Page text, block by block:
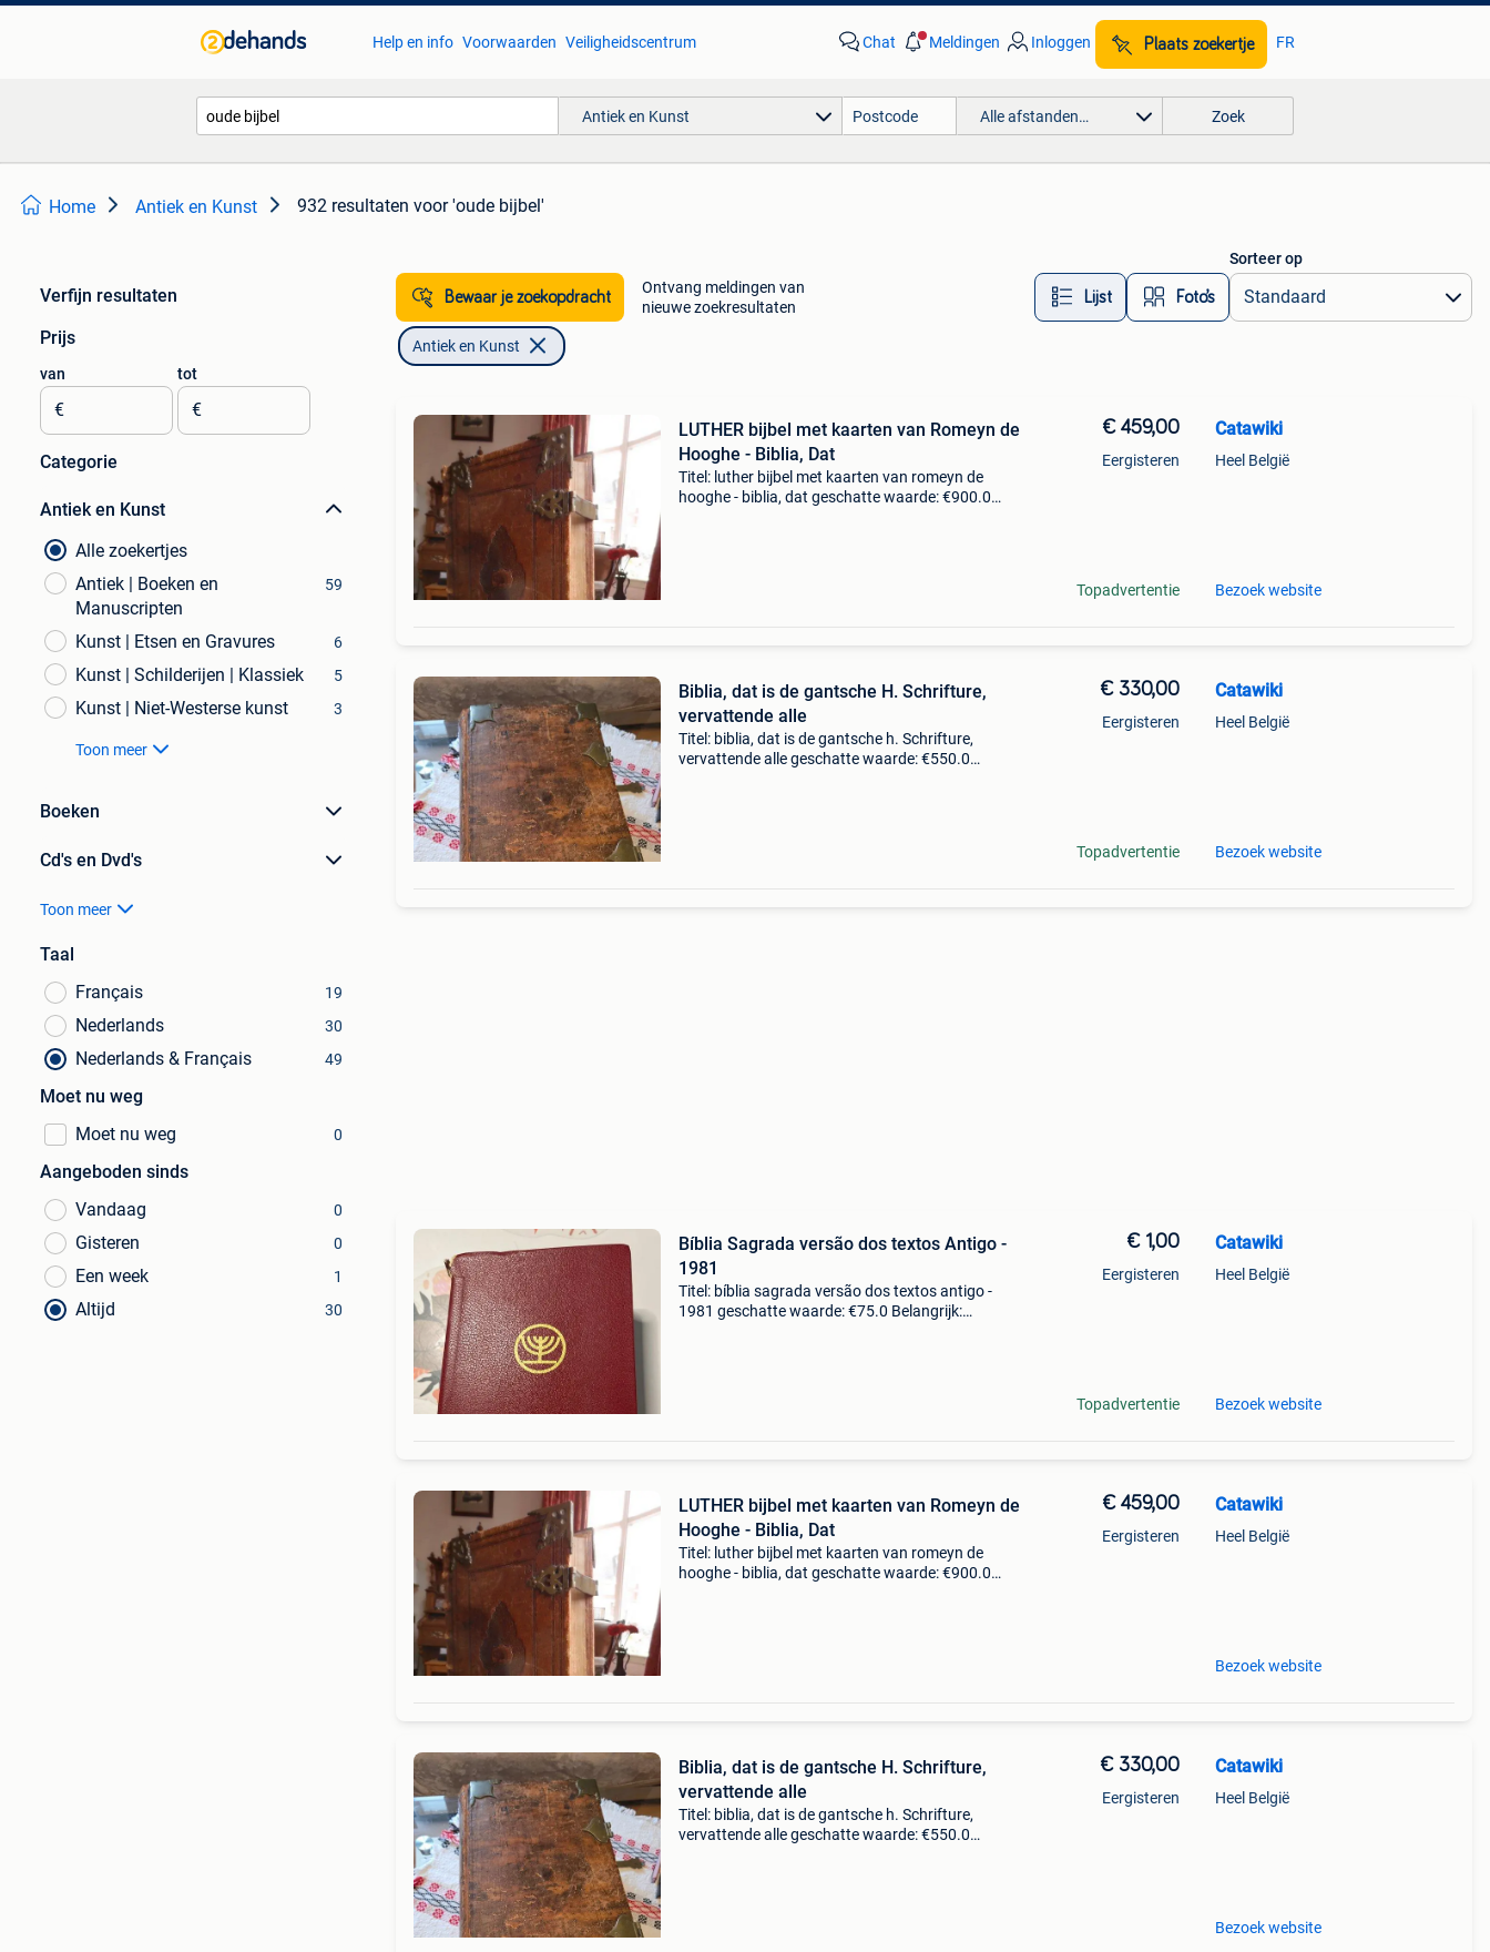
Help en info Voorwaarden Veiligheidscentrum Chat Meldingen Inloggen Plaats zoekertje FR
Antiek en Kunst Alle afstanden… Zoek
Home Antiek en Kunst 932 resultaten voor 'oude bijbel'
Verfijn resultaten
Prijs
van
€
tot
€
Categorie
Antiek en Kunst
Alle zoekertjes
Antiek | Boeken en
Manuscripten
59
Kunst | Etsen en Gravures 6
Kunst | Schilderijen | Klassiek 5
Kunst | Niet-Westerse kunst 3
Toon meer
Boeken
Cd's en Dvd's
Toon meer
Taal
Français
19
Nederlands 30
Nederlands & Français 49
Moet nu weg
Moet nu weg
0
Aangeboden sinds
Vandaag
0
Gisteren 0
Een week 1
Altijd 30
Bewaar je zoekopdracht
Ontvang meldingen van
nieuwe zoekresultaten
Lijst Foto’s
Sorteer op
Antiek en Kunst
LUTHER bijbel met kaarten van Romeyn de
Hooghe - Biblia, Dat
Titel: luther bijbel met kaarten van romeyn de
hooghe - biblia, dat geschatte waarde: €900.0
€ 459,00
Eergisteren
Topadvertentie
Catawiki
Heel België
Bezoek website
Biblia, dat is de gantsche H. Schrifture,
vervattende alle
Titel: biblia, dat is de gantsche h. Schrifture,
vervattende alle geschatte waarde: €550.0
€ 330,00
Eergisteren
Topadvertentie
Catawiki
Heel België
Bezoek website
Bíblia Sagrada versão dos textos Antigo -
1981
Titel: bíblia sagrada versão dos textos antigo -
1981 geschatte waarde: €75.0 Belangrijk:
€ 1,00
Eergisteren
Topadvertentie
Catawiki
Heel België
Bezoek website
LUTHER bijbel met kaarten van Romeyn de
Hooghe - Biblia, Dat
Titel: luther bijbel met kaarten van romeyn de
hooghe - biblia, dat geschatte waarde: €900.0
€ 459,00
Eergisteren
Catawiki
Heel België
Bezoek website
Biblia, dat is de gantsche H. Schrifture,
vervattende alle
Titel: biblia, dat is de gantsche h. Schrifture,
vervattende alle geschatte waarde: €550.0
€ 330,00
Eergisteren
Catawiki
Heel België
Bezoek website